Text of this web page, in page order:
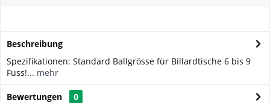
Beschreibung
Spezifikationen: Standard Ballgrösse für Billardtische 6 bis 9
Fuss!... mehr
Bewertungen
0